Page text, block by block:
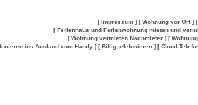
[ Impressum ] [ Wohnung vor Ort ]
[ Ferienhaus und Ferienwohnung mieten und
[ Wohnung vermieten Nachmieter ] [
ins Ausland vom Handy ] [ Billig telefonieren ] [ Cloud-